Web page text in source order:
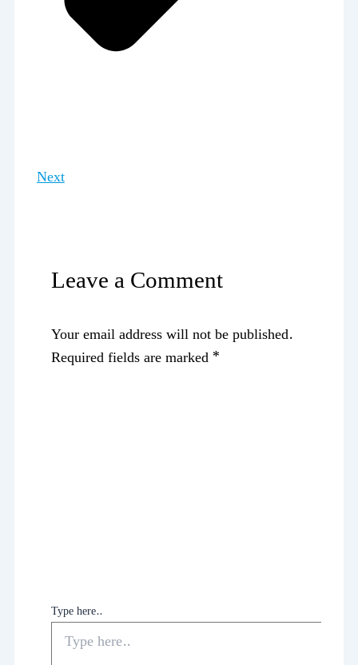
Next
Leave a Comment
Your email address will not be published.
Required fields are marked *
Type here..